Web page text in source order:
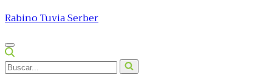
Rabino Tuvia Serber
Menú
de
navegación
Buscar...